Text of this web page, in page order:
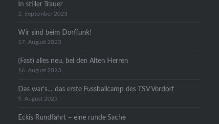
In stiller Trauer
2. September 2023
Wir sind beim Dorffunk!
17. August 2023
(Fast) alles neu, bei den Alten Herren
16. August 2023
Das war’s… das erste Fussballcamp des TSV Vordorf
9. August 2023
Eckis Rundfahrt – eine runde Sache